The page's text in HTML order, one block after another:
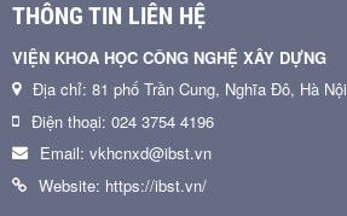
THÔNG TIN LIÊN HỆ
VIỆN KHOA HỌC CÔNG NGHỆ XÂY DỰNG
Địa chỉ: 81 phố Trần Cung, Nghĩa Đô, Hà Nội
Điện thoại: 024 3754 4196
Email: vkhcnxd@ibst.vn
Website: https://ibst.vn/